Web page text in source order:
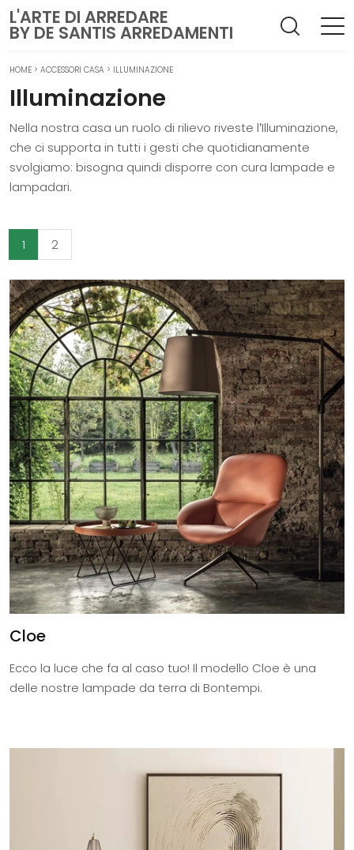
L'ARTE DI ARREDARE
BY DE SANTIS ARREDAMENTI
HOME > ACCESSORI CASA > ILLUMINAZIONE
Illuminazione
Nella nostra casa un ruolo di rilievo riveste l’Illuminazione,
che ci supporta in tutti i gesti che quotidianamente
svolgiamo: bisogna quindi disporre con cura lampade e
lampadari.
1 2
Cloe
Ecco la luce che fa al caso tuo! Il modello Cloe è una
delle nostre lampade da terra di Bontempi.